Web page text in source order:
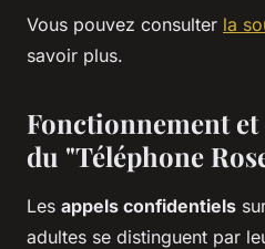
Vous pouvez consulter la
savoir plus.
Fonctionnement
du "Téléphone
Les appels confidentiels
adultes se distinguent par